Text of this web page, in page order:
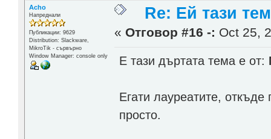
Acho
Напреднали
Публикации: 9629
Distribution: Slackware,
MikroTik - сървърно
Window Manager: console only
Re: Ей тази
« Отговор #16 -: Oct 25,
Е тази дъртата тема е от:
Егати лауреатите,
просто.